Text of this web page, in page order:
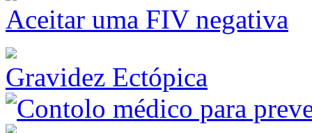
Aceitar uma FIV negativa
Gravidez Ectópica